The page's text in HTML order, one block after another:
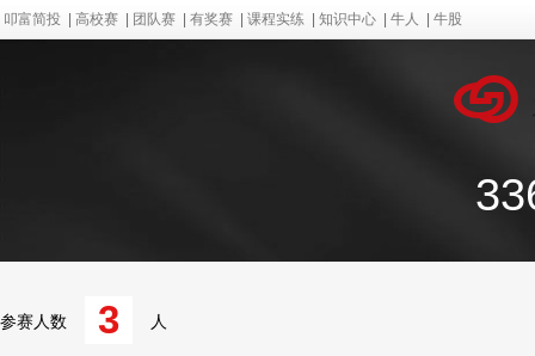
叩富简投 高校赛 团队赛 有奖赛 课程实练 知识中心 牛人 牛股
参赛人数 3 人